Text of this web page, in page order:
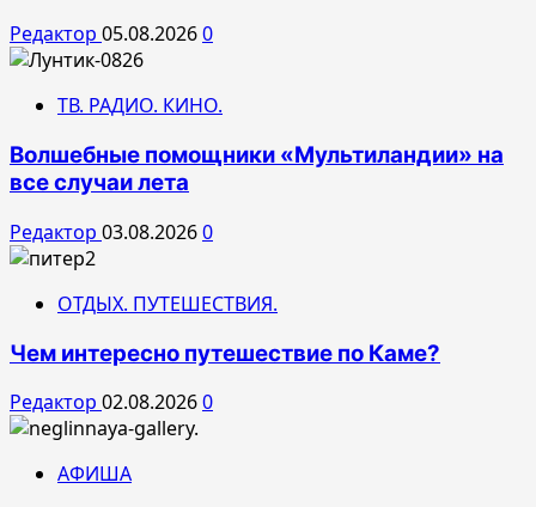
Редактор 05.08.20260
ТВ. РАДИО. КИНО.
Волшебные помощники «Мультиландии» на
все случаи лета
Редактор 03.08.20260
ОТДЫХ. ПУТЕШЕСТВИЯ.
Чем интересно путешествие по Каме?
Редактор 02.08.20260
АФИША